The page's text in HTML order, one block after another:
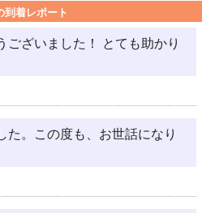
到着レポート
ございました！ とても助かり
た。この度も、お世話になり